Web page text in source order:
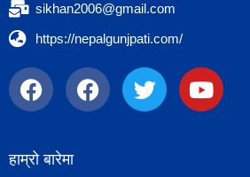
sikhan2006@gmail.com
https://nepalgunjpati.com/
हाम्रो बारेमा